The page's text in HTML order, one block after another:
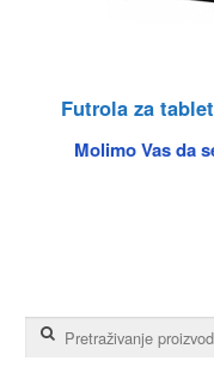
Futrola za
Molimo Vas da
Pretraga za: